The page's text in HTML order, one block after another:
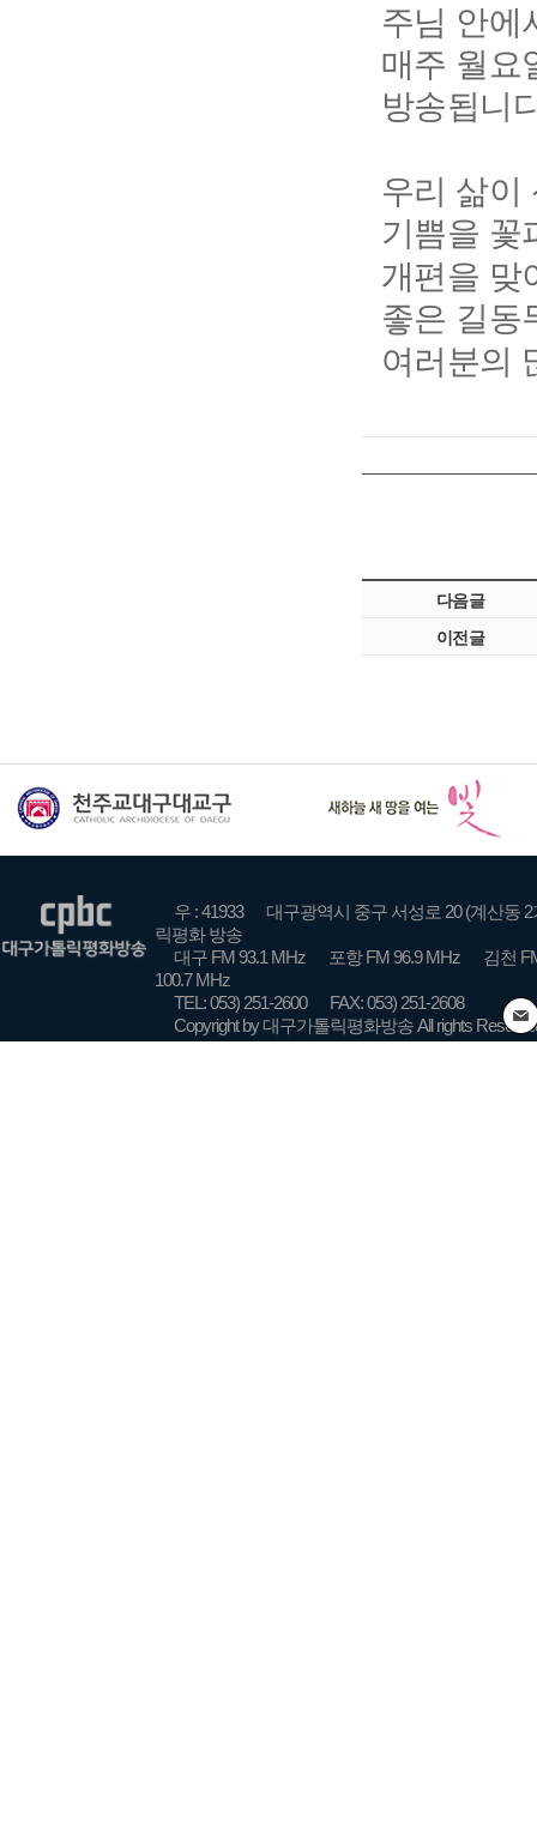
주님 안에
매주 월요
방송됩니
우리 삶이
기쁨을 꽃
개편을 맞
좋은 길동
여러분의
다음글
이전글
우 : 41933
대구광역시 중구 서성로 20 (계산동 2
릭평화 방송
대구 FM 93.1 MHz
포항 FM 96.9 MHz
김천
100.7 MHz
TEL: 053) 251-2600
FAX: 053) 251-2608
Copyright by 대구가톨릭평화방송 All rights